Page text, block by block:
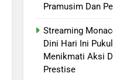
Pramusim Dan
Streaming
Dini Hari Ini
Menikmati Aksi
Prestise